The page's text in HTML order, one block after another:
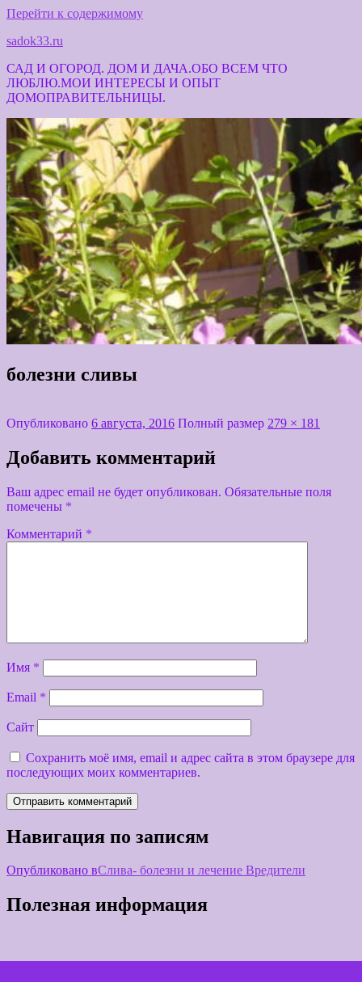
Перейти к содержимому
sadok33.ru
САД И ОГОРОД. ДОМ И ДАЧА.ОБО ВСЕМ ЧТО
ЛЮБЛЮ.МОИ ИНТЕРЕСЫ И ОПЫТ
ДОМОПРАВИТЕЛЬНИЦЫ.
болезни сливы
Опубликовано 6 августа, 2016 Полный размер 279 × 181
Добавить комментарий
Ваш адрес email не будет опубликован. Обязательные поля
помечены *
Комментарий *
Имя *
Email *
Сайт
Сохранить моё имя, email и адрес сайта в этом браузере для
последующих моих комментариев.
Навигация по записям
Опубликовано вСлива- болезни и лечение Вредители
Полезная информация